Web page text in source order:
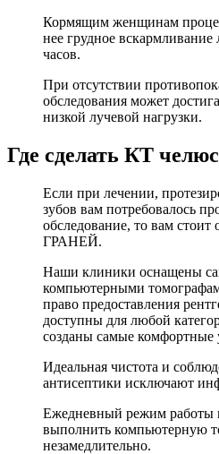
Кормящим женщинам
нее грудное вскармливание
часов.
При отсутствии
обследования может
низкой лучевой нагрузки.
Где сделать КТ
Если при лечении,
зубов вам потребовалось
обследование, то вам стоит
ГРАНЕЙ.
Наши клиники оснащены
компьютерными
право предоставления
доступны для любой
созданы самые комфортные
Идеальная чистота и
антисептики исключают
Ежедневный режим работы
выполнить компьютерную
незамедлительно.